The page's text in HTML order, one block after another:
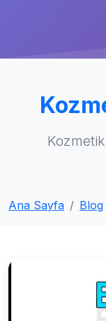
Ana Sayfa Blog